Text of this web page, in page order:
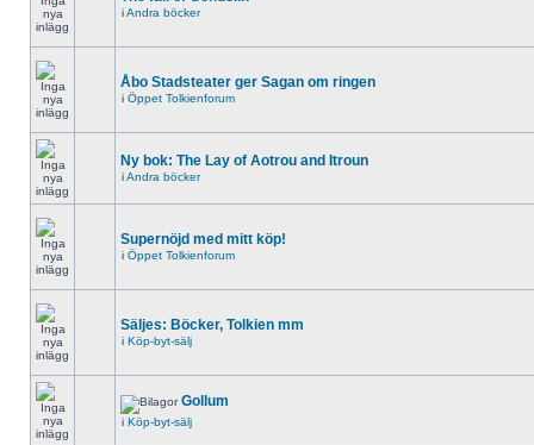
iAndra böcker
Åbo Stadsteater ger Sagan om ringen
i Öppet Tolkienforum
Ny bok: The Lay of Aotrou and Itroun
iAndra böcker
Supernöjd med mitt köp!
i Öppet Tolkienforum
Säljes: Böcker, Tolkien mm
i Köp-byt-sälj
Gollum
i Köp-byt-sälj